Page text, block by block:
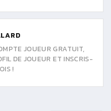
JOUEUR GRATUIT,
DE JOUEUR ET INSCRIS-
!